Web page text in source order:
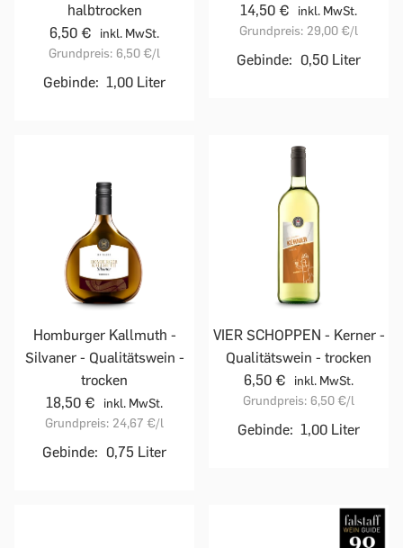
halbtrocken
6,50 €
inkl. MwSt.
Grundpreis: 6,50 €/l
Gebinde: 1,00 Liter
14,50 €
inkl. MwSt.
Grundpreis: 29,00 €/l
Gebinde: 0,50 Liter
Homburger Kallmuth -
Silvaner - Qualitätswein -
trocken
18,50 €
inkl. MwSt.
Grundpreis: 24,67 €/l
Gebinde: 0,75 Liter
VIER SCHOPPEN - Kerner -
Qualitätswein - trocken
6,50 €
inkl. MwSt.
Grundpreis: 6,50 €/l
Gebinde: 1,00 Liter